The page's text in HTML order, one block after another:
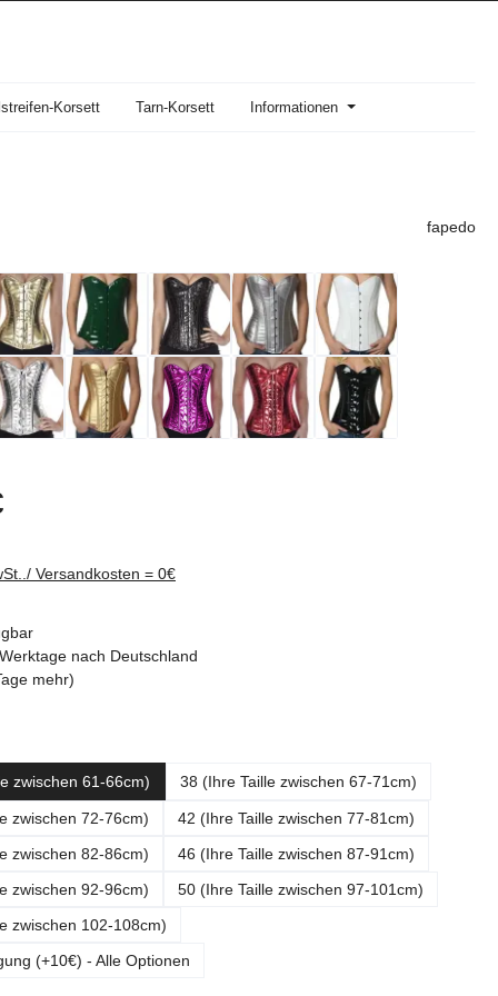
Korsett Tarn-Korsett Informationen
fapedo
Versandkosten = 0€
nach Deutschland
mehr)
zwischen 61-66cm) 38 (Ihre Taille zwischen 67-71cm)
zwischen 72-76cm)
42 (Ihre Taille zwischen 77-81cm)
zwischen 82-86cm)
46 (Ihre Taille zwischen 87-91cm)
zwischen 92-96cm)
50 (Ihre Taille zwischen 97-101cm)
zwischen 102-108cm)
(+10€) - Alle Optionen